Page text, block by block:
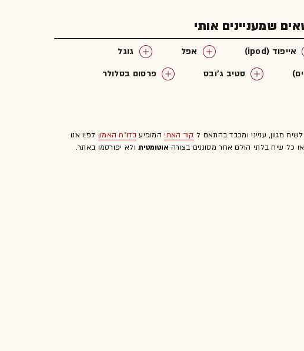
שמעניינים אותי
אייפוד (ipod) אפל
גוגל
סטיב ג'ובס
פרסום בסלולר
מגוון, ענייני ומכבד בהתאם ל קוד האתיהמופיעבדו"ח האמון לפיו אנו
או כל שיח בלתי הולם אחר מסוננים בצורה אוטומטיתולא יפורסמו באתר.